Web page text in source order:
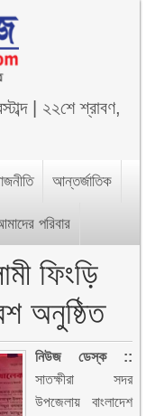
| ২২শে শ্রাবণ,
আন্তর্জাতিক
পরিবার
ফিংড়ি
অনুষ্ঠিত
নিউজ ডেস্ক ::
সাতক্ষীরা সদর
উপজেলায় বাংলাদেশ